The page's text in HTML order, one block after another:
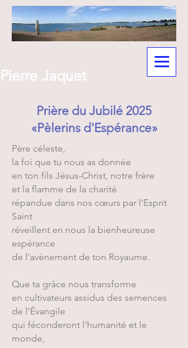
Pierre Jaquet
Prière du Jubilé 2025
«Pèlerins d'Espérance»
Père céleste,
la foi que tu nous as donnée
en ton fils Jésus-Christ, notre frère
et la flamme de la charité
répandue dans nos cœurs par l'Esprit
Saint
réveillent en nous la bienheureuse
espérance
de l'avènement de ton Royaume.
Que ta grâce nous transforme
en cultivateurs assidus des semences
de l'Évangile
qui féconderont l'humanité et le
monde,